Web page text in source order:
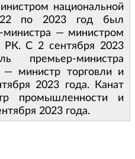
национальной
по 2023 год был
министра — министром
РК. С 2 сентября 2023
премьер-министра
министр торговли и
2023 года. Канат
промышленности и
2023 года.